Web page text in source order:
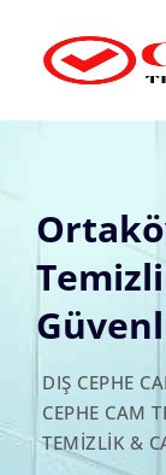
content
DIŞ CEPHE
CEPHE CAM
TEMIZLIK &